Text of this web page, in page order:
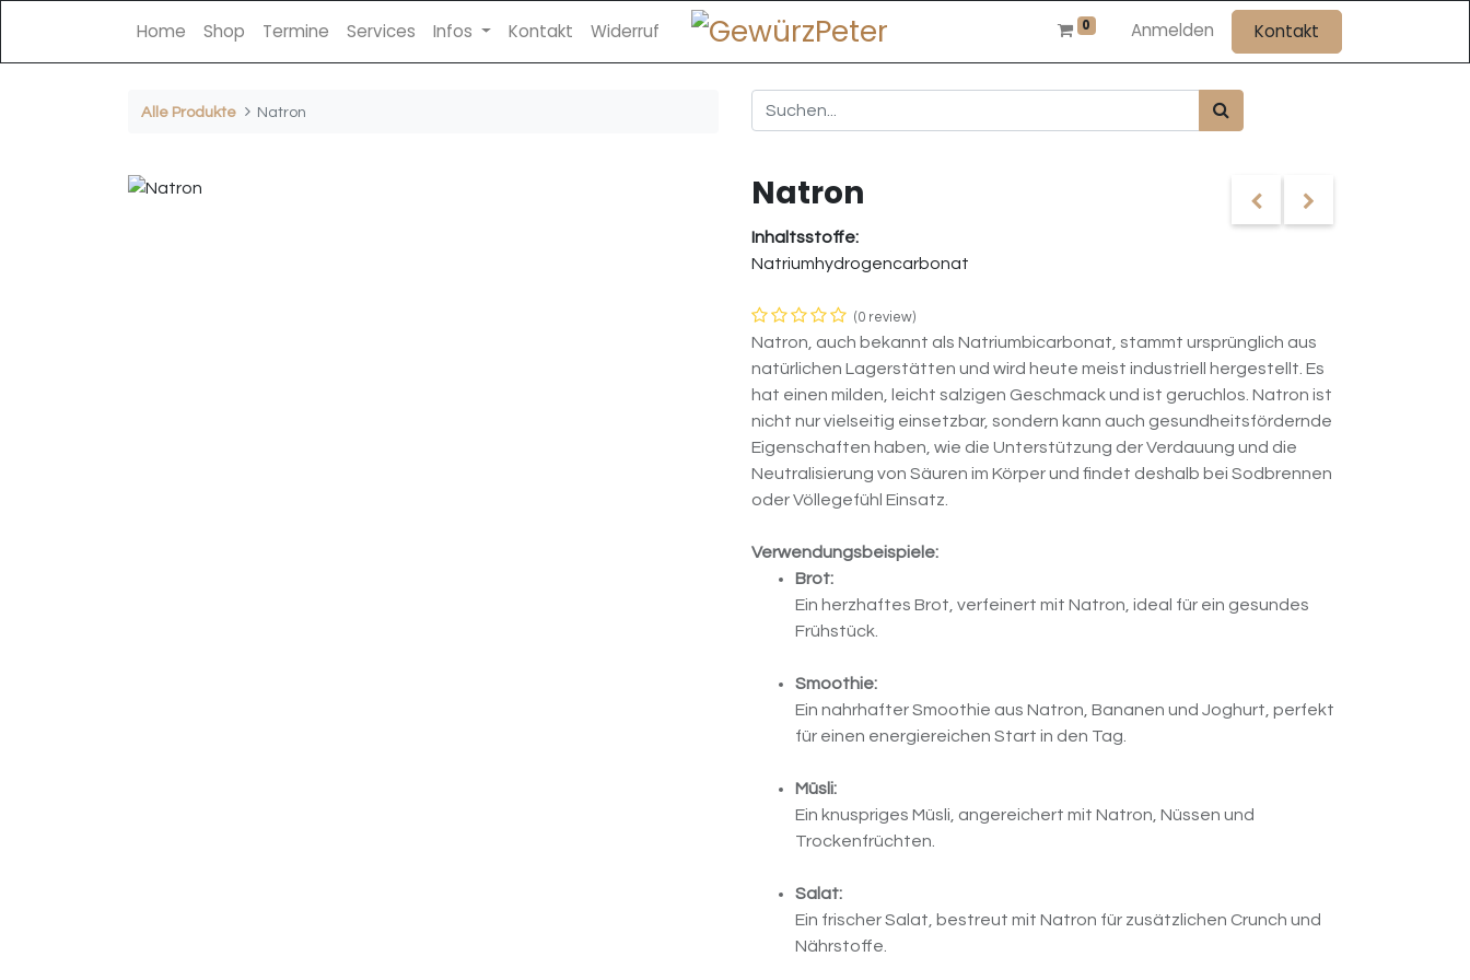
0 Anmelden Kontakt
Home Shop Termine Services Infos Kontakt Widerruf
Alle Produkte Natron
Natron
Inhaltsstoffe:
Natriumhydrogencarbonat
(0 review)
Natron, auch bekannt als Natriumbicarbonat, stammt ursprünglich aus
natürlichen Lagerstätten und wird heute meist industriell hergestellt. Es
hat einen milden, leicht salzigen Geschmack und ist geruchlos. Natron ist
nicht nur vielseitig einsetzbar, sondern kann auch gesundheitsfördernde
Eigenschaften haben, wie die Unterstützung der Verdauung und die
Neutralisierung von Säuren im Körper und findet deshalb bei Sodbrennen
oder Völlegefühl Einsatz.
Verwendungsbeispiele:
Brot:
Ein herzhaftes Brot, verfeinert mit Natron, ideal für ein gesundes
Frühstück.
Smoothie:
Ein nahrhafter Smoothie aus Natron, Bananen und Joghurt, perfekt
für einen energiereichen Start in den Tag.
Müsli:
Ein knuspriges Müsli, angereichert mit Natron, Nüssen und
Trockenfrüchten.
Salat:
Ein frischer Salat, bestreut mit Natron für zusätzlichen Crunch und
Nährstoffe.